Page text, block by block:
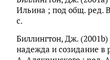
Ильина ; под общ. ред.
с.
Биллингтон, Дж.
надежда и созидание в